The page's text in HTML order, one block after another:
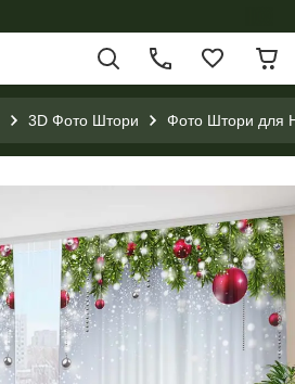
3D Фото Штори Фото Штори для